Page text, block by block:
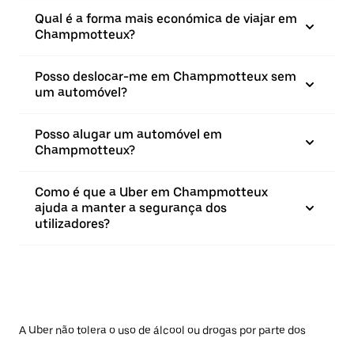
Qual é a forma mais económica de viajar em
Champmotteux?
Posso deslocar-me em Champmotteux sem
um automóvel?
Posso alugar um automóvel em
Champmotteux?
Como é que a Uber em Champmotteux
ajuda a manter a segurança dos
utilizadores?
A Uber não tolera o uso de álcool ou drogas por parte dos